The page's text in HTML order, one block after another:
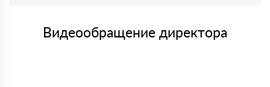
Видеообращение директора